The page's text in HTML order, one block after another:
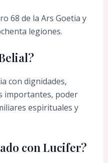
68 de la Ars Goetia y
legiones.
con dignidades,
importantes, poder
espirituales y
con Lucifer?